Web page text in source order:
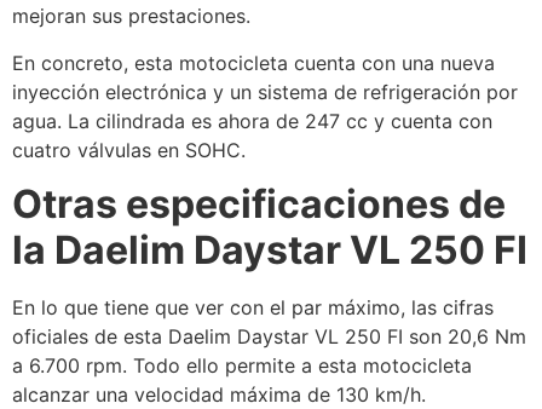
mejoran sus prestaciones.
En concreto, esta motocicleta cuenta con una nueva
inyección electrónica y un sistema de refrigeración por
agua. La cilindrada es ahora de 247 cc y cuenta con
cuatro válvulas en SOHC.
Otras especificaciones de
la Daelim Daystar VL 250 FI
En lo que tiene que ver con el par máximo, las cifras
oficiales de esta Daelim Daystar VL 250 FI son 20,6 Nm
a 6.700 rpm. Todo ello permite a esta motocicleta
alcanzar una velocidad máxima de 130 km/h.